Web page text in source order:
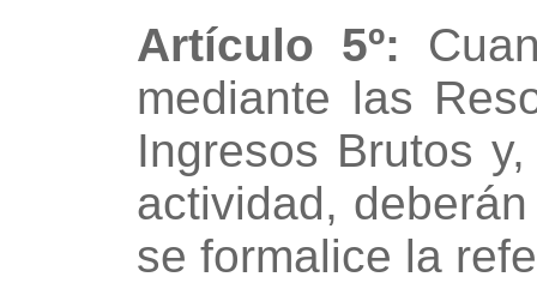
Artículo 5º:
mediante las
Ingresos Brutos
actividad,
se formalice la